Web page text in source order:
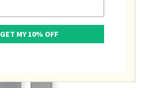
GET MY 10% OFF